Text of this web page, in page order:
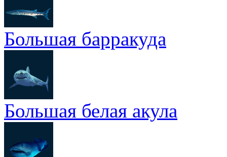
Большая барракуда
Большая белая акула